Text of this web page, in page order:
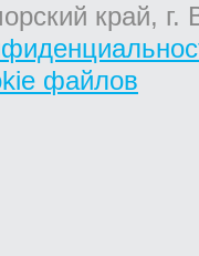
край,
файлов